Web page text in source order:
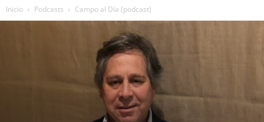
Inicio Podcasts Campo al Día (podcast)